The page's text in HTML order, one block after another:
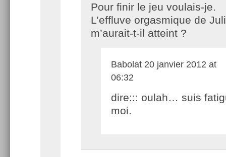
Pour finir le jeu voulais-je.
L’effluve orgasmique de
m’aurait-t-il atteint ?
Babolat 20 janvier 2012 at
06:32
dire::: oulah… suis
moi.